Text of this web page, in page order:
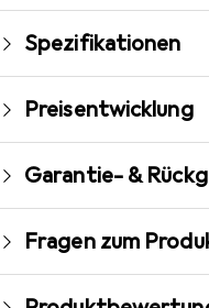
Spezifikationen
Preisentwicklung
Garantie- &
Fragen zum